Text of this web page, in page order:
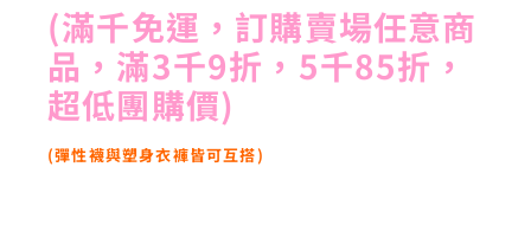
(滿千免運，訂購賣場任意商
品，滿3千9折，5千85折，
超低團購價)
(彈性襪與塑身衣褲皆可互搭)